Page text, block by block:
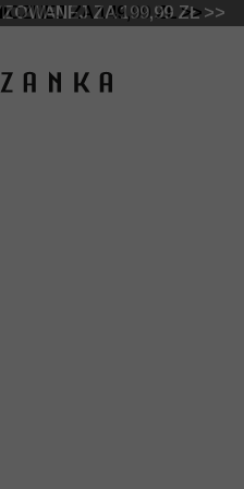
ZA 149,99 ZŁ >>
NA DRUGI I TRZECI